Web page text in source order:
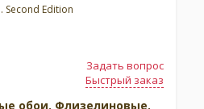
Second Edition
Задать вопрос
Быстрый заказ
обои. Флизелиновые.